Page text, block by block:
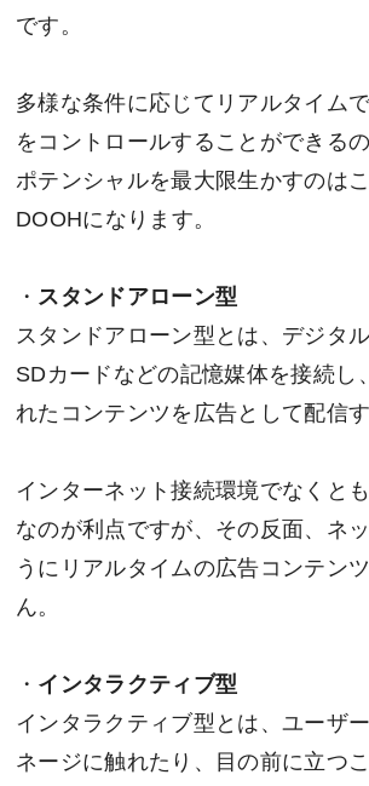
です。
多様な条件に応じてリアルタイム
をコントロールすることができる
ポテンシャルを最大限生かすのは
DOOHになります。
・ スタンドアローン型
スタンドアローン型とは、デジタ
SDカードなどの記憶媒体を接続し
れたコンテンツを広告として配信
インターネット接続環境でなくと
なのが利点ですが、その反面、ネ
うにリアルタイムの広告コンテン
ん。
・ インタラクティブ型
インタラクティブ型とは、ユーザ
ネージに触れたり、目の前に立つ